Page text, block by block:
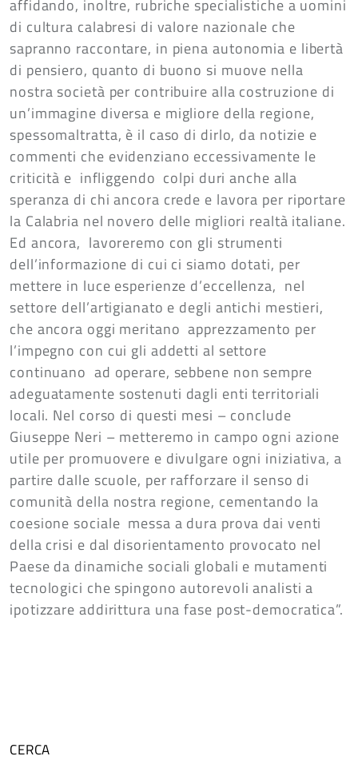
affidando, inoltre, rubriche specialistiche a uomini
di cultura calabresi di valore nazionale che
sapranno raccontare, in piena autonomia e libertà
di pensiero, quanto di buono si muove nella
nostra società per contribuire alla costruzione di
un’immagine diversa e migliore della regione,
spessomaltratta, è il caso di dirlo, da notizie e
commenti che evidenziano eccessivamente le
criticità e infliggendo colpi duri anche alla
speranza di chi ancora crede e lavora per riportare
la Calabria nel novero delle migliori realtà italiane.
Ed ancora, lavoreremo con gli strumenti
dell’informazione di cui ci siamo dotati, per
mettere in luce esperienze d’eccellenza, nel
settore dell’artigianato e degli antichi mestieri,
che ancora oggi meritano apprezzamento per
l’impegno con cui gli addetti al settore
continuano ad operare, sebbene non sempre
adeguatamente sostenuti dagli enti territoriali
locali. Nel corso di questi mesi – conclude
Giuseppe Neri – metteremo in campo ogni azione
utile per promuovere e divulgare ogni iniziativa, a
partire dalle scuole, per rafforzare il senso di
comunità della nostra regione, cementando la
coesione sociale messa a dura prova dai venti
della crisi e dal disorientamento provocato nel
Paese da dinamiche sociali globali e mutamenti
tecnologici che spingono autorevoli analisti a
ipotizzare addirittura una fase post-democratica”.
CERCA